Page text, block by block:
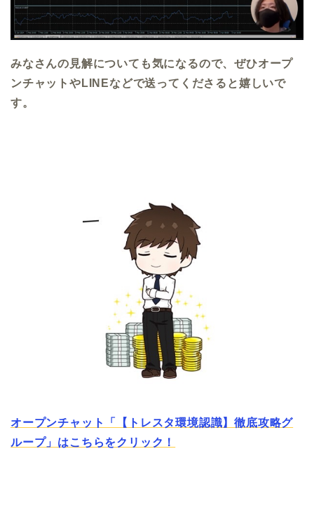
みなさんの見解についても気になるので、ぜひオープ
ンチャットやLINEなどで送ってくださると嬉しいで
す。
オープンチャット「【トレスタ環境認識】徹底攻略グ
ループ」はこちらをクリック！